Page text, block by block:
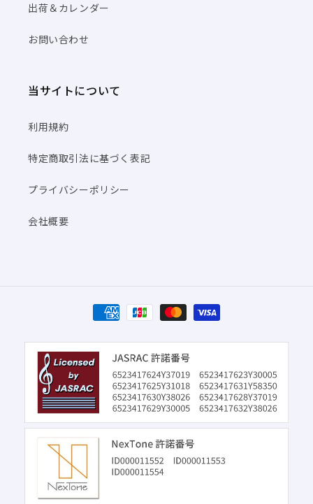
出荷＆カレンダー
お問い合わせ
当サイトについて
利用規約
特定商取引法に基づく表記
プライバシーポリシー
会社概要
決
済
方
法